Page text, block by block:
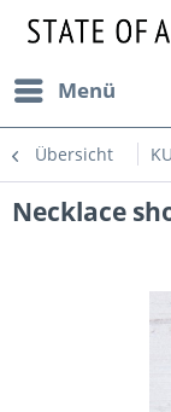
Menü
Übersicht
Necklace